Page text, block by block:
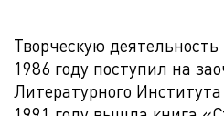
Творческую
1986 году поступил на
Литературного